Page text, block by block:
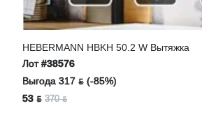
HEBERMANN HBKH 50.2 W Вытяжка
Лот#38576
Выгода 317 ƃ (-85%)
53 ƃ 370 ƃ